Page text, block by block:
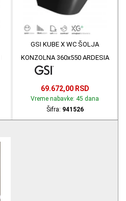
GSI KUBE X WC ŠOLJA
KONZOLNA 360x550 ARDESIA
MAT 941526
69.672,00 RSD
Vreme nabavke: 45 dana
Šifra: 941526